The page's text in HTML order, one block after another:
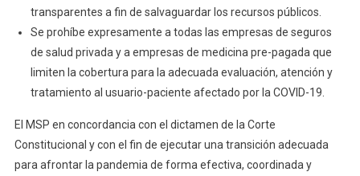
transparentes a fin de salvaguardar los recursos públicos.
Se prohíbe expresamente a todas las empresas de seguros
de salud privada y a empresas de medicina pre-pagada que
limiten la cobertura para la adecuada evaluación, atención y
tratamiento al usuario-paciente afectado por la COVID-19.
El MSP en concordancia con el dictamen de la Corte
Constitucional y con el fin de ejecutar una transición adecuada
para afrontar la pandemia de forma efectiva, coordinada y